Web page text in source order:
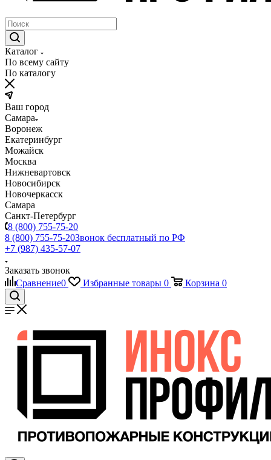
Каталог
По всему сайту
По каталогу
Ваш город
Самара
Воронеж
Екатеринбург
Можайск
Москва
Нижневартовск
Новосибирск
Новочеркасск
Самара
Санкт-Петербург
8 (800) 755-75-20
8 (800) 755-75-20Звонок бесплатный по РФ
+7 (987) 435-57-07
Заказать звонок
Сравнение0 Избранные товары 0 Корзина 0